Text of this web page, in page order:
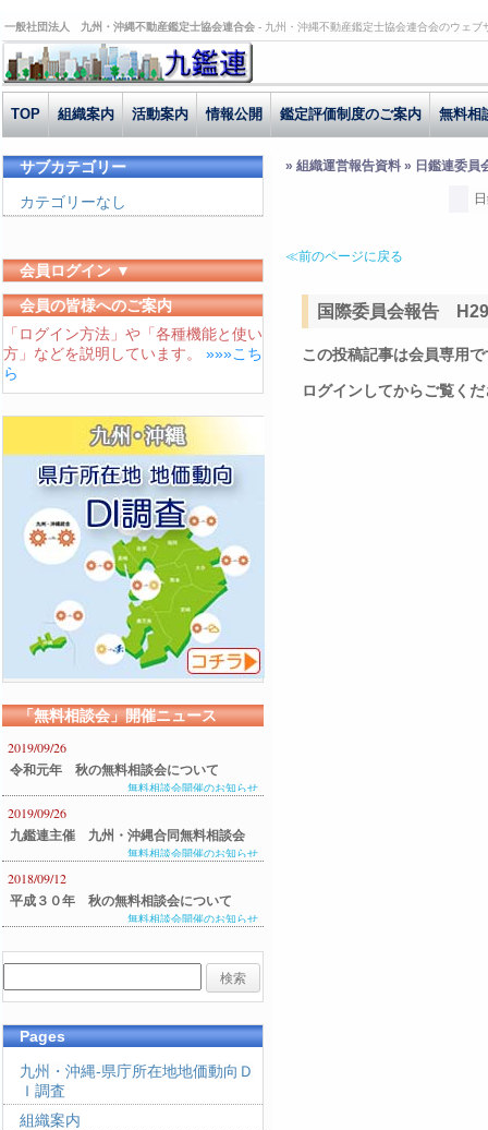
一般社団法人 九州・沖縄不動産鑑定士協会連合会 - 九州・沖縄不動産鑑定士協会連合会のウェ
TOP 組織案内 活動案内 情報公開 鑑定評価制度のご案内 無料相
» 組織運営報告資料 » 日鑑連委員
≪前のページに戻る
国際委員会報告
この投稿記事は会員専用
ログインしてからご覧く
サブカテゴリー
カテゴリーなし
会員ログイン ▼
ユーザーID
パスワード
会員の皆様へのご案内
「ログイン方法」や「各種機能と使い
方」などを説明しています。 »»»こち
ら
「無料相談会」開催ニュース
2019/09/26
令和元年 秋の無料相談会について
無料相談会開催のお知らせ
2019/09/26
九鑑連主催 九州・沖縄合同無料相談会
のご案内
無料相談会開催のお知らせ
2018/09/12
平成３０年 秋の無料相談会について
無料相談会開催のお知らせ
Pages
九州・沖縄-県庁所在地地価動向Ｄ
Ｉ調査
組織案内